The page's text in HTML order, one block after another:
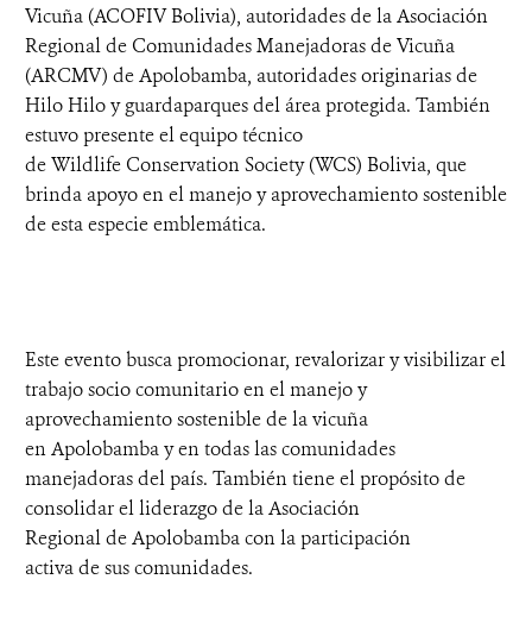
Vicuña (ACOFIV Bolivia), autoridades de la Asociación
Regional de Comunidades Manejadoras de Vicuña
(ARCMV) de Apolobamba, autoridades originarias de
Hilo Hilo y guardaparques del área protegida. También
estuvo presente el equipo técnico
de Wildlife Conservation Society (WCS) Bolivia, que
brinda apoyo en el manejo y aprovechamiento sostenible
de esta especie emblemática.
Este evento busca promocionar, revalorizar y visibilizar el
trabajo socio comunitario en el manejo y
aprovechamiento sostenible de la vicuña
en Apolobamba y en todas las comunidades
manejadoras del país. También tiene el propósito de
consolidar el liderazgo de la Asociación
Regional de Apolobamba con la participación
activa de sus comunidades.